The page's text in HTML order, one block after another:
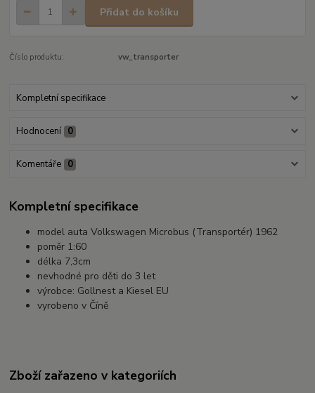
Přidat do košíku
Číslo produktu: vw_transporter
Kompletní specifikace
Hodnocení 0
Komentáře 0
Kompletní specifikace
model auta Volkswagen Microbus (Transportér) 1962
poměr 1:60
délka 7,3cm
nevhodné pro děti do 3 let
výrobce: Gollnest a Kiesel EU
vyrobeno v Číně
Zboží zařazeno v kategoriích